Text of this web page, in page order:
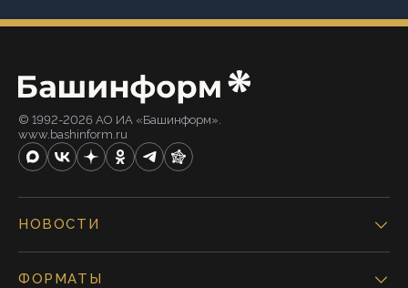
© 1992-2026 АО ИА «Башинформ».
www.bashinform.ru
НОВОСТИ
ФОРМАТЫ